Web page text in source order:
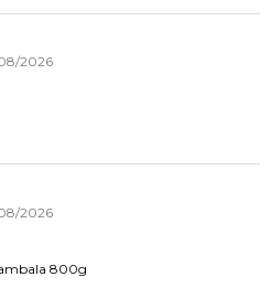
2026
2026
800g